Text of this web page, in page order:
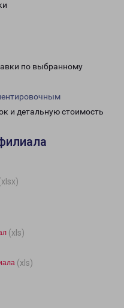
по выбранному
и детальную стоимость
(xls)
(xls)